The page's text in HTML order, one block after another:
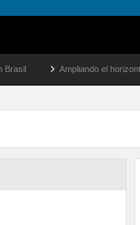
Ampliando el horizonte: